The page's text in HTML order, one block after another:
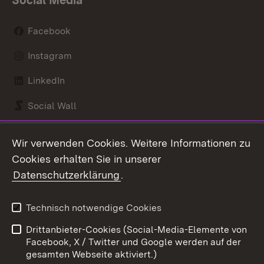
Facebook
Instagram
LinkedIn
Social Wall
Kontakt
Barrierefreiheit
Impressum
Cookies
Wir verwenden Cookies. Weitere Informationen zu
Cookies erhalten Sie in unserer
Datenschutzerklärung.
Technisch notwendige Cookies
Drittanbieter-Cookies (Social-Media-Elemente von
Facebook, X / Twitter und Google werden auf der
gesamten Webseite aktiviert.)